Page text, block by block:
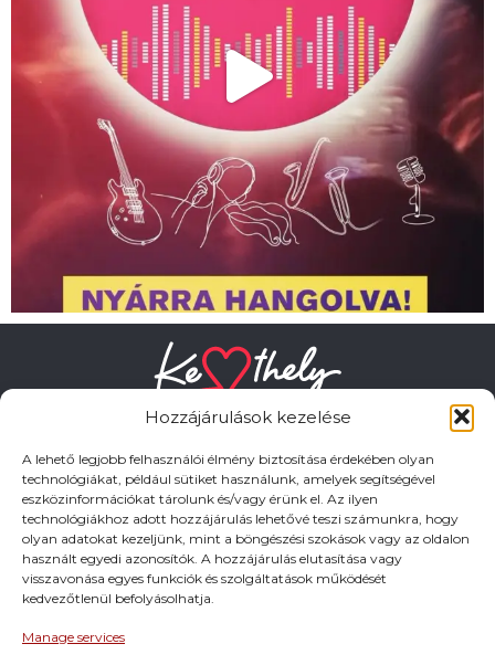
Hozzájárulások kezelése
A lehető legjobb felhasználói élmény biztosítása érdekében olyan
technológiákat, például sütiket használunk, amelyek segítségével
eszközinformációkat tárolunk és/vagy érünk el. Az ilyen
technológiákhoz adott hozzájárulás lehetővé teszi számunkra, hogy
olyan adatokat kezeljünk, mint a böngészési szokások vagy az oldalon
használt egyedi azonosítók. A hozzájárulás elutasítása vagy
visszavonása egyes funkciók és szolgáltatások működését
kedvezőtlenül befolyásolhatja.
Manage services
HASZNOS LINKEK
Adatkezelési tájékoztató
Impresszum